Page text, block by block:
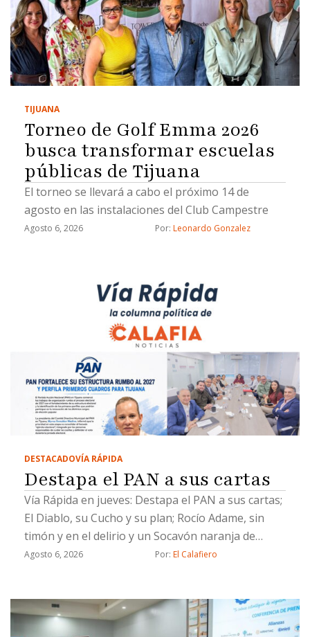
TIJUANA
Torneo de Golf Emma 2026
busca transformar escuelas
públicas de Tijuana
El torneo se llevará a cabo el próximo 14 de
agosto en las instalaciones del Club Campestre
Agosto 6, 2026 Por: Leonardo Gonzalez
DESTACADOVÍA RÁPIDA
Destapa el PAN a sus cartas
Vía Rápida en jueves: Destapa el PAN a sus cartas;
El Diablo, su Cucho y su plan; Rocío Adame, sin
timón y en el delirio y un Socavón naranja de
Chicali
Agosto 6, 2026 Por: El Calafiero